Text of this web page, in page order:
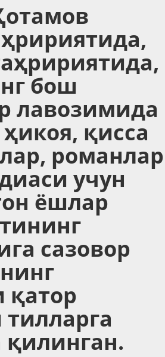
бош
лавозимида
қисса
романлар
учун
ёшлар
сазовор
қатор